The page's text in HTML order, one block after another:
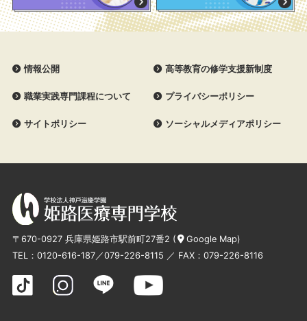
情報公開 高等教育の修学支援新制度
職業実践専門課程について プライバシーポリシー
サイトポリシー ソーシャルメディアポリシー
〒670-0927 兵庫県姫路市駅前町27番2 ( Google Map)
TEL： 0120-616-187／079-226-8115 ／ FAX：079-226-8116